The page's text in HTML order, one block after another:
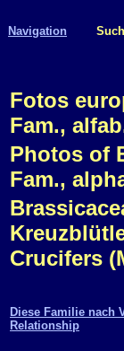
Navigation
Fotos
Fam.,
Photos of
Fam.,
Crucifers
Diese Familie nach
Relationship